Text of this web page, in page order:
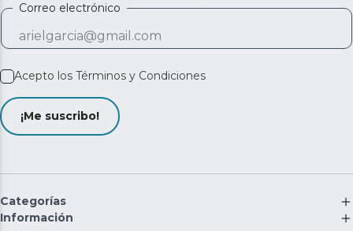
Correo electrónico
Acepto los Términos y Condiciones
¡Me suscribo!
Categorías
Información